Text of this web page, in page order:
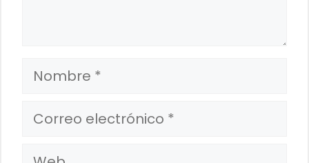
Nombre
Correo
electrónico
Web